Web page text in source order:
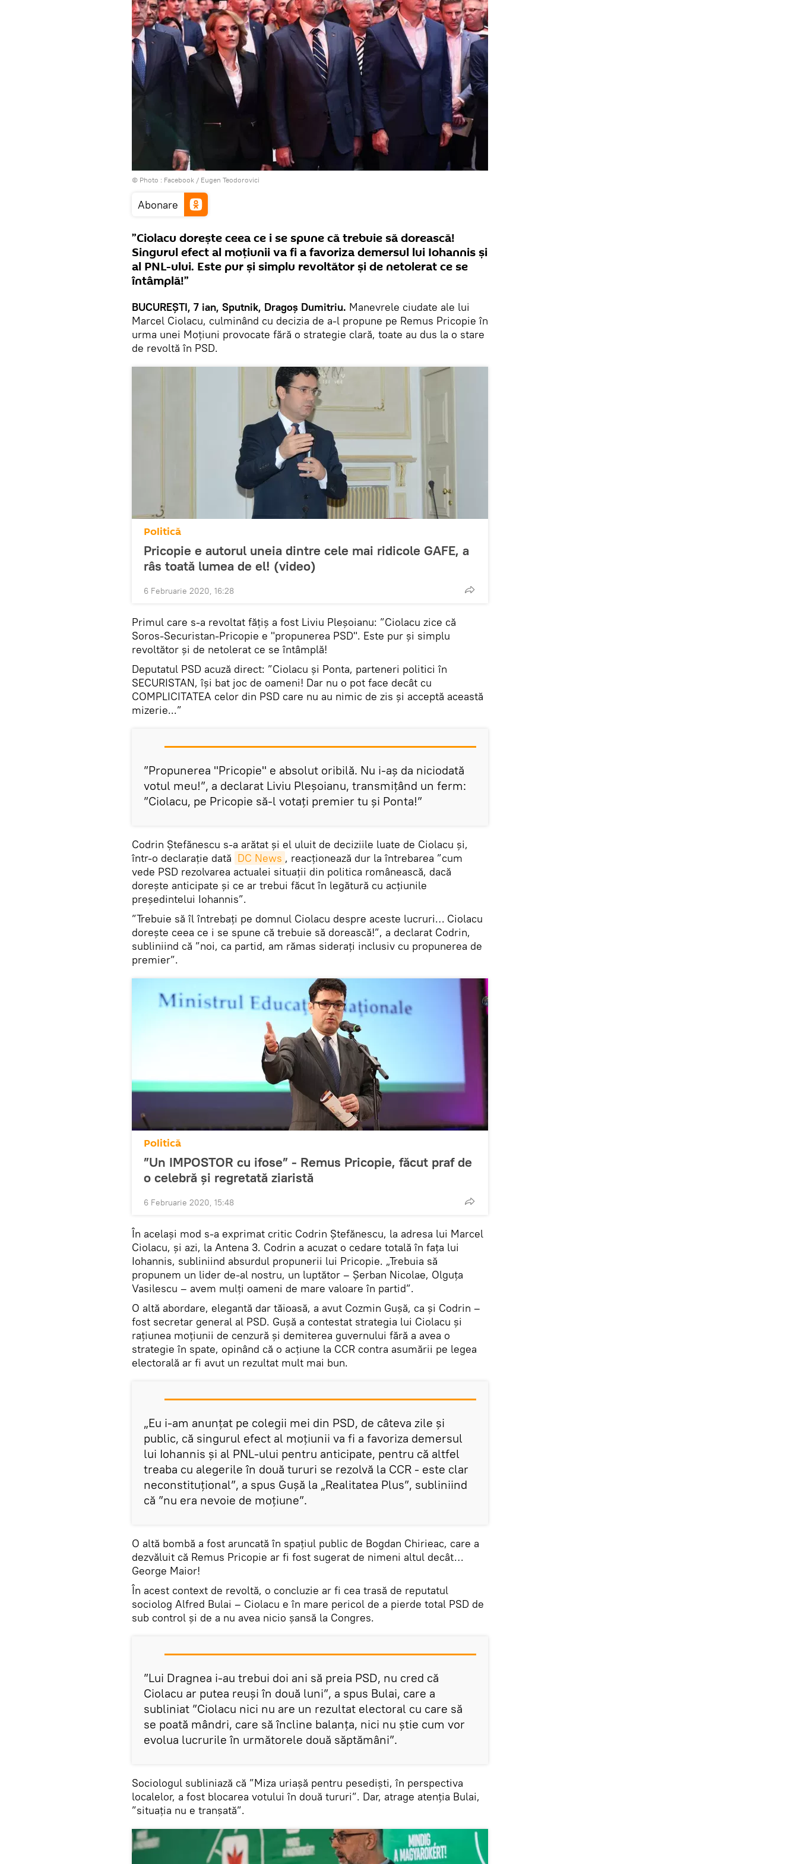
© Photo : Facebook / Eugen Teodorovici
Abonare
”Ciolacu dorește ceea ce i se spune că trebuie să dorească!
Singurul efect al moțiunii va fi a favoriza demersul lui Iohannis și
al PNL-ului. Este pur și simplu revoltător și de netolerat ce se
întâmplă!”
BUCUREȘTI, 7 ian, Sputnik, Dragoș Dumitriu. Manevrele ciudate ale lui
Marcel Ciolacu, culminând cu decizia de a-l propune pe Remus Pricopie în
urma unei Moțiuni provocate fără o strategie clară, toate au dus la o stare
de revoltă în PSD.
Politică
Pricopie e autorul uneia dintre cele mai ridicole GAFE, a
râs toată lumea de el! (video)
6 Februarie 2020, 16:28
Primul care s-a revoltat fățiș a fost Liviu Pleșoianu: ”Ciolacu zice că
Soros-Securistan-Pricopie e "propunerea PSD". Este pur și simplu
revoltător și de netolerat ce se întâmplă!
Deputatul PSD acuză direct: ”Ciolacu și Ponta, parteneri politici în
SECURISTAN, își bat joc de oameni! Dar nu o pot face decât cu
COMPLICITATEA celor din PSD care nu au nimic de zis și acceptă această
mizerie...”
”Propunerea "Pricopie" e absolut oribilă. Nu i-aș da niciodată
votul meu!”, a declarat Liviu Pleșoianu, transmițând un ferm:
”Ciolacu, pe Pricopie să-l votați premier tu și Ponta!”
Codrin Ștefănescu s-a arătat și el uluit de deciziile luate de Ciolacu și,
într-o declarație dată DC News , reacționează dur la întrebarea ”cum
vede PSD rezolvarea actualei situații din politica românească, dacă
dorește anticipate și ce ar trebui făcut în legătură cu acțiunile
președintelui Iohannis”.
”Trebuie să îl întrebați pe domnul Ciolacu despre aceste lucruri… Ciolacu
dorește ceea ce i se spune că trebuie să dorească!”, a declarat Codrin,
subliniind că ”noi, ca partid, am rămas siderați inclusiv cu propunerea de
premier”.
Politică
”Un IMPOSTOR cu ifose” - Remus Pricopie, făcut praf de
o celebră și regretată ziaristă
6 Februarie 2020, 15:48
În același mod s-a exprimat critic Codrin Ștefănescu, la adresa lui Marcel
Ciolacu, și azi, la Antena 3. Codrin a acuzat o cedare totală în fața lui
Iohannis, subliniind absurdul propunerii lui Pricopie. „Trebuia să
propunem un lider de-al nostru, un luptător – Șerban Nicolae, Olguța
Vasilescu – avem mulți oameni de mare valoare în partid”.
O altă abordare, elegantă dar tăioasă, a avut Cozmin Gușă, ca și Codrin –
fost secretar general al PSD. Gușă a contestat strategia lui Ciolacu și
rațiunea moțiunii de cenzură și demiterea guvernului fără a avea o
strategie în spate, opinând că o acțiune la CCR contra asumării pe legea
electorală ar fi avut un rezultat mult mai bun.
„Eu i-am anunțat pe colegii mei din PSD, de câteva zile și
public, că singurul efect al moțiunii va fi a favoriza demersul
lui Iohannis și al PNL-ului pentru anticipate, pentru că altfel
treaba cu alegerile în două tururi se rezolvă la CCR - este clar
neconstituțional”, a spus Gușă la „Realitatea Plus”, subliniind
că ”nu era nevoie de moțiune”.
O altă bombă a fost aruncată în spațiul public de Bogdan Chirieac, care a
dezvăluit că Remus Pricopie ar fi fost sugerat de nimeni altul decât…
George Maior!
În acest context de revoltă, o concluzie ar fi cea trasă de reputatul
sociolog Alfred Bulai – Ciolacu e în mare pericol de a pierde total PSD de
sub control și de a nu avea nicio șansă la Congres.
”Lui Dragnea i-au trebui doi ani să preia PSD, nu cred că
Ciolacu ar putea reuși în două luni”, a spus Bulai, care a
subliniat ”Ciolacu nici nu are un rezultat electoral cu care să
se poată mândri, care să încline balanța, nici nu știe cum vor
evolua lucrurile în următorele două săptămâni”.
Sociologul subliniază că ”Miza uriașă pentru pesediști, în perspectiva
localelor, a fost blocarea votului în două tururi”. Dar, atrage atenția Bulai,
”situația nu e tranșată”.